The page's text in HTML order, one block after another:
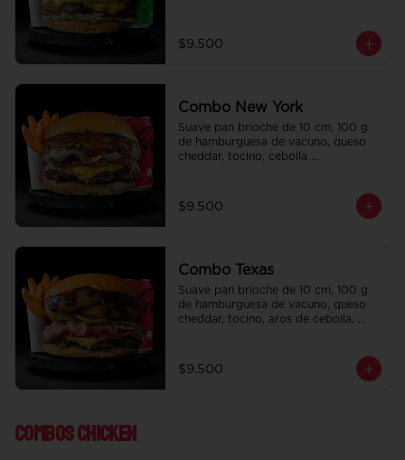
condimentadas, salsa de la casa de
regalo a elección y una bebida de
$9.500
Combo New York
Suave pan brioche de 10 cm, 100 g
de hamburguesa de vacuno, queso
cheddar, tocino, cebolla
condimentadas, salsa de la casa de
regalo a elección y una Bebida de
$9.500
Combo Texas
Suave pan brioche de 10 cm, 100 g
de hamburguesa de vacuno, queso
cheddar, tocino, aros de cebolla,
de la casa de regalo a elección y una
Bebida de 350 cc a elección.
$9.500
Combos Chicken